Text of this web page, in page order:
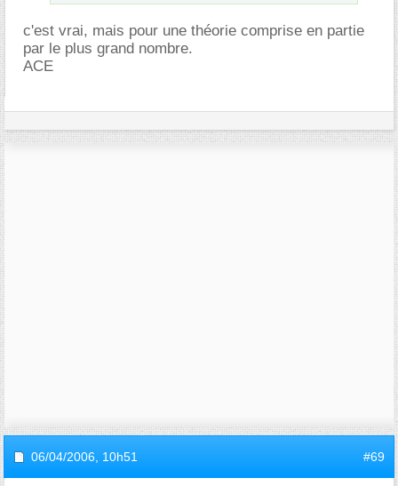
c'est vrai, mais pour une théorie comprise en partie
par le plus grand nombre.
ACE
06/04/2006, 10h51 #69